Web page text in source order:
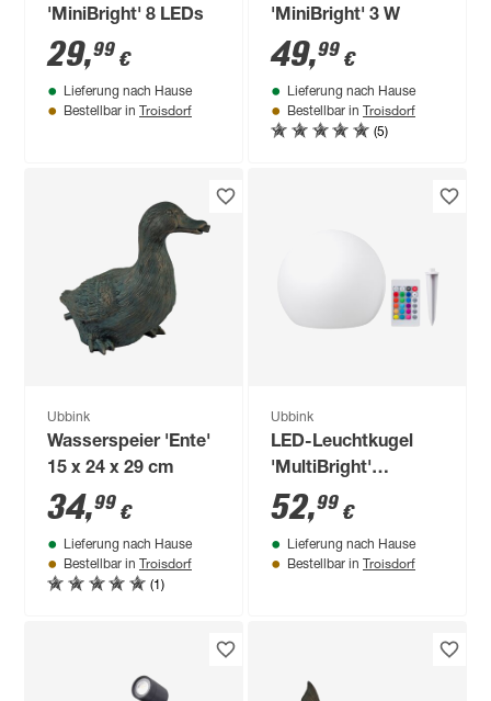
'MiniBright' 8 LEDs
29,99 €
Lieferung nach Hause
Bestellbar in Troisdorf
'MiniBright' 3 W
49,99 €
Lieferung nach Hause
Bestellbar in Troisdorf
(5)
Ubbink
Wasserspeier 'Ente'
15 x 24 x 29 cm
34,99 €
Lieferung nach Hause
Bestellbar in Troisdorf
(1)
Ubbink
LED-Leuchtkugel
'MultiBright'
schwimmen Ø 25
cm
52,99 €
Lieferung nach Hause
Bestellbar in Troisdorf